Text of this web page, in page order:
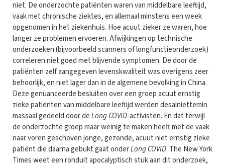
niet. De onderzochte patiënten waren van middelbare leeftijd,
vaak met chronische ziektes, en allemaal minstens een week
opgenomen in het ziekenhuis. Hoe acuut zieker ze waren, hoe
langer ze problemen ervoeren. Afwijkingen op technische
onderzoeken (bijvoorbeeld scanners of longfunctieonderzoek)
correleren niet goed met blijvende symptomen. De door de
patiënten zelf aangegeven levenskwaliteit was overigens zeer
behoorlijk, en niet lager dan in de algemene bevolking in China.
Deze genuanceerde besluiten over een groep acuut ernstig
zieke patiënten van middelbare leeftijd werden desalniettemin
massaal gedeeld door deLong COVID-activisten. En dat terwijl
de onderzochte groep maar weinig te maken heeft met de vaak
naar voren geschoven jonge, gezonde, acuut niet ernstig zieke
patiënt die daarna gebukt gaat onderLong COVID. The New York
Times weet een ronduit apocalyptisch stuk aan dit onderzoek,